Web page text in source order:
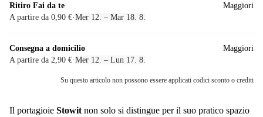
Ritiro Fai da te
A partire da 0,90 €·Mer 12. – Mar 18. 8.
Maggiori
Consegna a domicilio
A partire da 2,90 €·Mer 12. – Lun 17. 8.
Maggiori
Su questo articolo non possono essere applicati codici sconto o crediti
Il portagioie Stowit non solo si distingue per il suo pratico spazio